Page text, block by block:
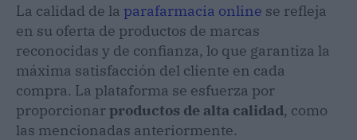
La calidad de la parafarmacia online se refleja
en su oferta de productos de marcas
reconocidas y de confianza, lo que garantiza la
máxima satisfacción del cliente en cada
compra. La plataforma se esfuerza por
proporcionarproductos de alta calidad, como
las mencionadas anteriormente.